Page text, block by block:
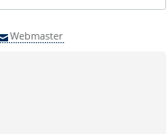
Webmaster